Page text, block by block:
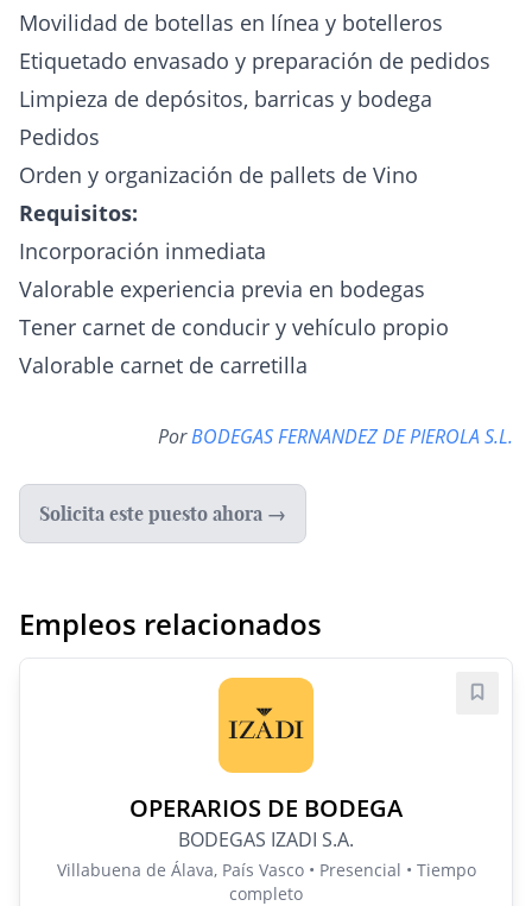
Movilidad de botellas en línea y botelleros
Etiquetado envasado y preparación de pedidos
Limpieza de depósitos, barricas y bodega
Pedidos
Orden y organización de pallets de Vino
Requisitos:
Incorporación inmediata
Valorable experiencia previa en bodegas
Tener carnet de conducir y vehículo propio
Valorable carnet de carretilla
PorBODEGAS FERNANDEZ DE PIEROLA S.L.
Solicita este puesto ahora →
Empleos relacionados
OPERARIOS DE BODEGA
BODEGAS IZADI S.A.
Villabuena de Álava, País Vasco • Presencial • Tiempo
completo